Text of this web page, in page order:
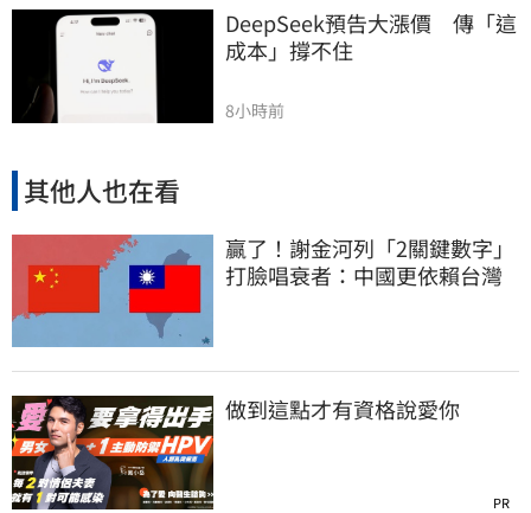
DeepSeek預告大漲價　傳「這
成本」撐不住
8小時前
其他人也在看
贏了！謝金河列「2關鍵數字」
打臉唱衰者：中國更依賴台灣
做到這點才有資格說愛你
PR